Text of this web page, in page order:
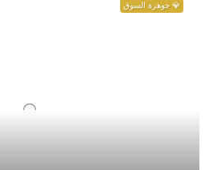
💎 جوهرة السوق